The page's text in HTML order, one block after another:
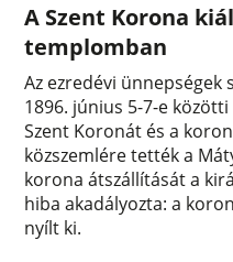
A Szent Korona
templomban
Az ezredévi
1896. június 5-7-e
Szent Koronát és a
közszemlére tették a
korona átszállítását a
hiba akadályozta: a
nyílt ki.